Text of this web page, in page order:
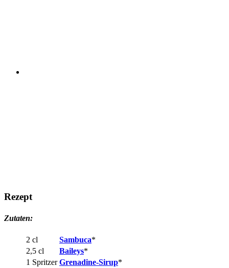
Rezept
Zutaten:
2 cl Sambuca*
2,5 cl
Baileys*
1 Spritzer Grenadine-Sirup*